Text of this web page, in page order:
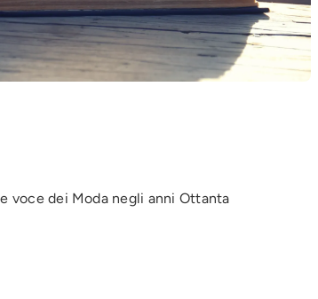
voce dei Moda negli anni Ottanta